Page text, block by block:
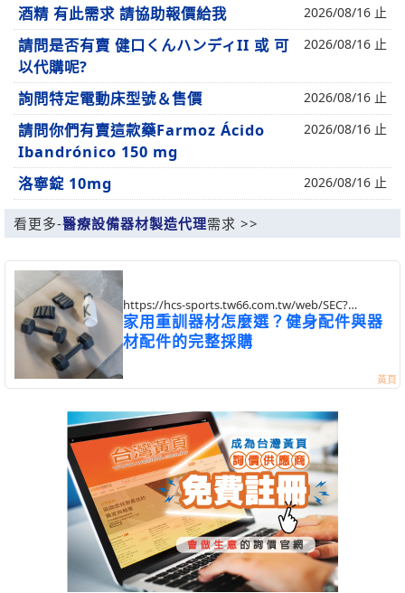
酒精 有此需求 請協助報價給我 2026/08/16 止
請問是否有賣 健口くんハンディII 或 可
以代購呢?
2026/08/16 止
詢問特定電動床型號＆售價 2026/08/16 止
請問你們有賣這款藥Farmoz Ácido
Ibandrónico 150 mg
2026/08/16 止
洛寧錠 10mg 2026/08/16 止
看更多-醫療設備器材製造代理需求 >>
https://hcs-sports.tw66.com.tw/web/SEC?
postId=1355542
家用重訓器材怎麼選？健身配件與器
材配件的完整採購